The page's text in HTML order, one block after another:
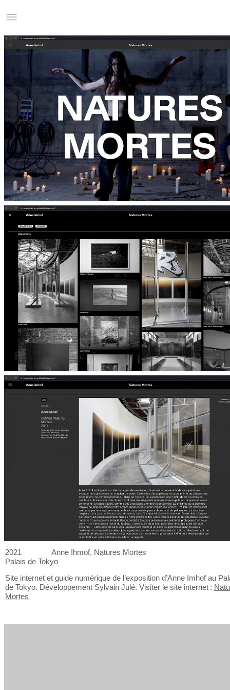
2021
Anne Ihmof, Natures Mortes
Palais de Tokyo
Site internet et guide numérique de l’exposition d’Anne Imhof au
de Tokyo. Développement Sylvain Julé. Visiter le site internet :
Mortes